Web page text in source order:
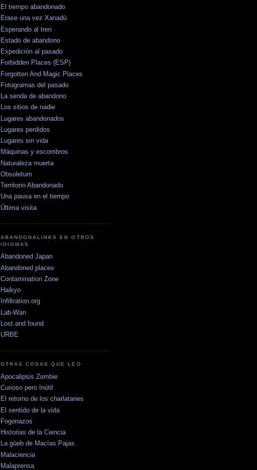
El tiempo abandonado
Erase una vez Xanadú
Esperando al tren
Estado de abandono
Expedición al pasado
Forbidden Places (ESP)
Forgotten And Magic Places
Fotogramas del pasado
La senda de abandono
Los sitios de nadie
Lugares abandonados
Lugares perdidos
Lugares sin vida
Máquinas y escombros
Naturaleza muerta
Obsoletum
Territorio Abandonado
Una pausa en el tiempo
Última visita
ABANDONALINKS EN OTROS
IDIOMAS
Abandoned Japan
Abandoned places
Contamination Zone
Haikyo
Infiltration.org
Lab-Wan
Lost and found
URBE
OTRAS COSAS QUE LEO
Apocalipsis Zombie
Curioso pero Inútil
El retorno de los charlatanes
El sentido de la vida
Fogonazos
Historias de la Ciencia
La güeb de Macías Pajas
Malaciencia
Malaprensa